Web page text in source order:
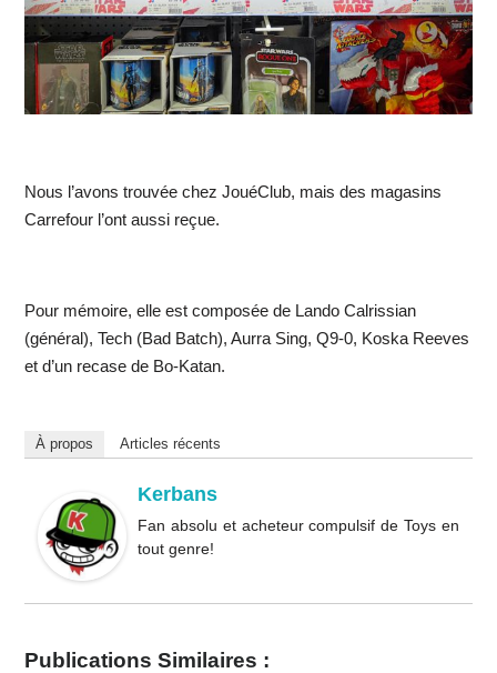
Nous l’avons trouvée chez JouéClub, mais des magasins
Carrefour l’ont aussi reçue.
Pour mémoire, elle est composée de Lando Calrissian
(général), Tech (Bad Batch), Aurra Sing, Q9-0, Koska Reeves
et d’un recase de Bo-Katan.
À propos Articles récents
Kerbans
Fan absolu et acheteur compulsif de Toys en
tout genre!
Publications Similaires :